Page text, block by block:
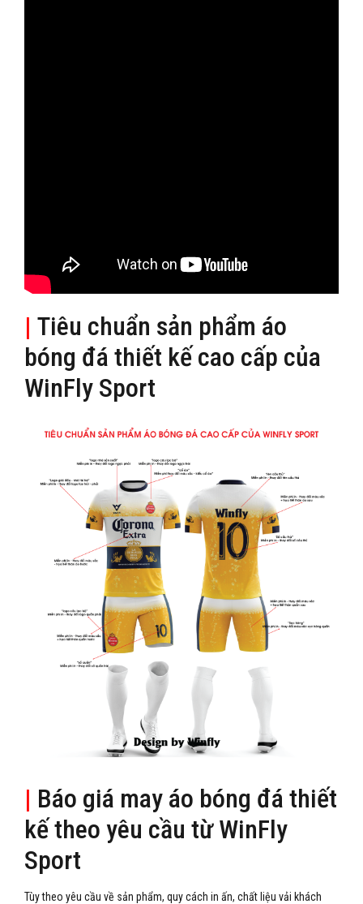
| Tiêu chuẩn sản phẩm áo
bóng đá thiết kế cao cấp của
WinFly Sport
| Báo giá may áo bóng đá thiết
kế theo yêu cầu từ WinFly
Sport
Tùy theo yêu cầu về sản phẩm, quy cách in ấn, chất liệu vải khách